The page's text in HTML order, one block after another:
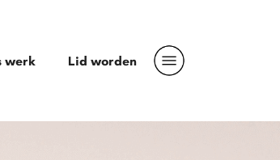
werk Lid worden